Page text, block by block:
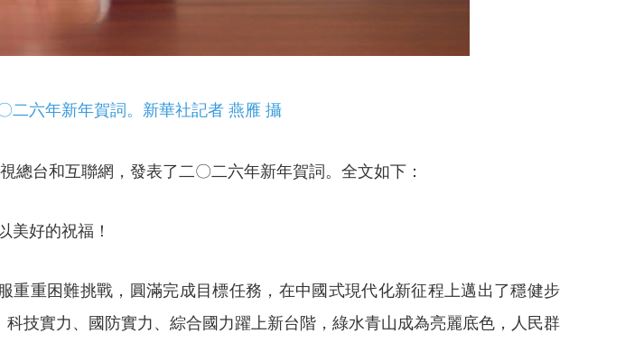
六年新年賀詞。新華社記者 燕雁 攝
台和互聯網，發表了二〇二六年新年賀詞。全文如下：
好的祝福！
重困難挑戰，圓滿完成目標任務，在中國式現代化新征程上邁出了穩健步
技實力、國防實力、綜合國力躍上新台階，綠水青山成為亮麗底色，人民群